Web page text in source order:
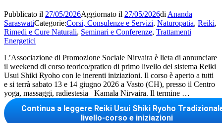
Pubblicato il 27/05/2026Aggiornato il 27/05/2026di Ananda
SaraswatiCategorie:Corsi, Consulenze e Servizi, Naturopatia, Reiki,
Rimedi e Cure Naturali, Seminari e Conferenze, Trattamenti
Energetici
L’Associazione di Promozione Sociale Nirvaira è lieta di annunciare
il weekend di corso teorico/pratico di primo livello del sistema Reiki
Usui Shiki Ryoho con le inerenti iniziazioni. Il corso è aperto a tutti
e si terrà sabato 13 e 14 giugno 2026 a Vasto (CH), presso il Centro
yoga, massaggi, radiestesia Kamala Nirvaira. Il termine …
Continua a leggere Reiki Usui Shiki Ryoho
livello-corso e iniziazioni